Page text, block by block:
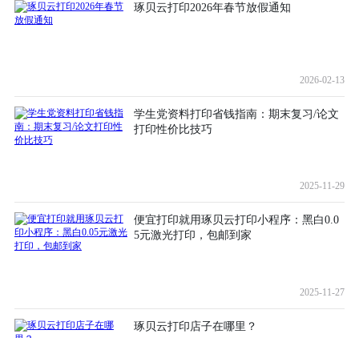
琢贝云打印2026年春节放假通知
2026-02-13
学生党资料打印省钱指南：期末复习/论文
打印性价比技巧
2025-11-29
便宜打印就用琢贝云打印小程序：黑白0.0
5元激光打印，包邮到家
2025-11-27
琢贝云打印店子在哪里？